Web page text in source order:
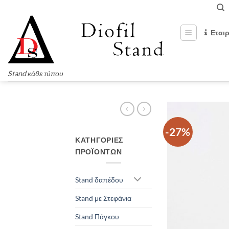
περιεχόμενο
Stand κάθε τύπου
ΚΑΤΗΓΟΡΊΕΣ
ΠΡΟΪΌΝΤΩΝ
Stand δαπέδου
Stand με Στεφάνια
Stand Πάγκου
-27%